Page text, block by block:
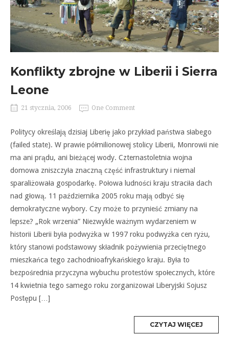
Konflikty zbrojne w Liberii i Sierra
Leone
21 stycznia, 2006 One Comment
Politycy określają dzisiaj Liberię jako przykład państwa słabego
(failed state). W prawie półmilionowej stolicy Liberii, Monrowii nie
ma ani prądu, ani bieżącej wody. Czternastoletnia wojna
domowa zniszczyła znaczną część infrastruktury i niemal
sparaliżowała gospodarkę. Połowa ludności kraju straciła dach
nad głową. 11 października 2005 roku mają odbyć się
demokratyczne wybory. Czy może to przynieść zmiany na
lepsze? „Rok wrzenia” Niezwykle ważnym wydarzeniem w
historii Liberii była podwyżka w 1997 roku podwyżka cen ryżu,
który stanowi podstawowy składnik pożywienia przeciętnego
mieszkańca tego zachodnioafrykańskiego kraju. Była to
bezpośrednia przyczyna wybuchu protestów społecznych, które
14 kwietnia tego samego roku zorganizował Liberyjski Sojusz
Postępu […]
CZYTAJ WIĘCEJ